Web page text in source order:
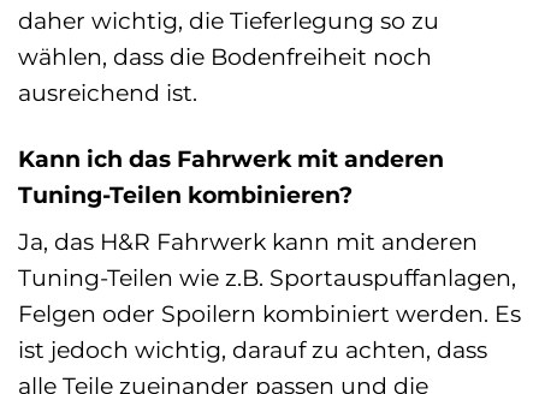
daher wichtig, die Tieferlegung so zu
wählen, dass die Bodenfreiheit noch
ausreichend ist.
Kann ich das Fahrwerk mit anderen
Tuning-Teilen kombinieren?
Ja, das H&R Fahrwerk kann mit anderen
Tuning-Teilen wie z.B. Sportauspuffanlagen,
Felgen oder Spoilern kombiniert werden. Es
ist jedoch wichtig, darauf zu achten, dass
alle Teile zueinander passen und die